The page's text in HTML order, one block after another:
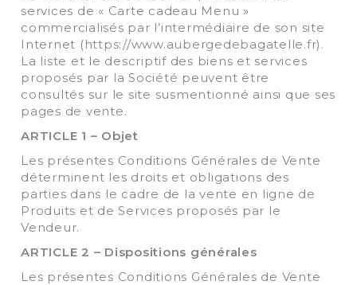
services de « Carte cadeau Menu »
commercialisés par l’intermédiaire de son site
Internet (https://www.aubergedebagatelle.fr).
La liste et le descriptif des biens et services
proposés par la Société peuvent être
consultés sur le site susmentionné ainsi que ses
pages de vente.
ARTICLE 1 – Objet
Les présentes Conditions Générales de Vente
déterminent les droits et obligations des
parties dans le cadre de la vente en ligne de
Produits et de Services proposés par le
Vendeur.
ARTICLE 2 – Dispositions générales
Les présentes Conditions Générales de Vente